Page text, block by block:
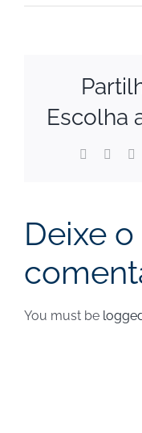
Escolha
Facebook
Deixe o
You must be